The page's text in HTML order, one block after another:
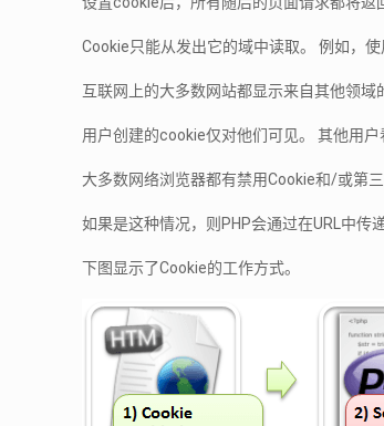
Cookie只能从发出它的域中读取。 例如，
互联网上的大多数网站都显示来自其他领域
用户创建的cookie仅对他们可见。 其他用户
大多数网络浏览器都有禁用Cookie和/或第三
如果是这种情况，则PHP会通过在URL中传
下图显示了Cookie的工作方式。